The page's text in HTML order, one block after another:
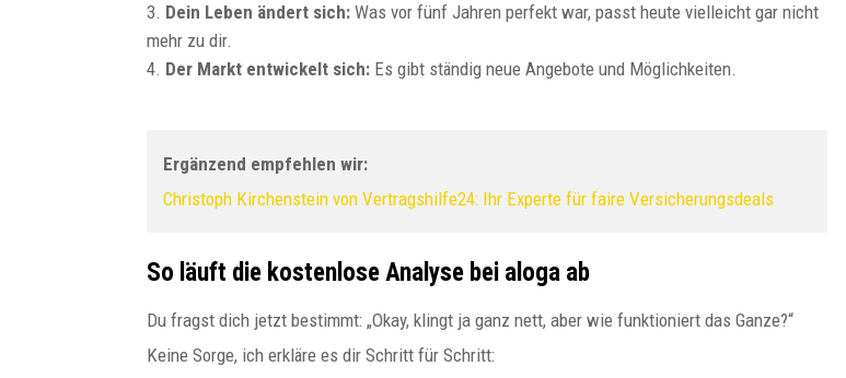
Dein Leben ändert sich: Was vor fünf Jahren perfekt war, passt heute vielleicht gar nicht
mehr zu dir.
Der Markt entwickelt sich: Es gibt ständig neue Angebote und Möglichkeiten.
Ergänzend empfehlen wir:
Christoph Kirchenstein von Vertragshilfe24: Ihr Experte für faire Versicherungsdeals
So läuft die kostenlose Analyse bei aloga ab
Du fragst dich jetzt bestimmt: „Okay, klingt ja ganz nett, aber wie funktioniert das Ganze?“
Keine Sorge, ich erkläre es dir Schritt für Schritt: